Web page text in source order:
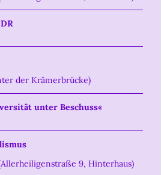
der Krämerbrücke)
unter Beschuss«
9, Hinterhaus)